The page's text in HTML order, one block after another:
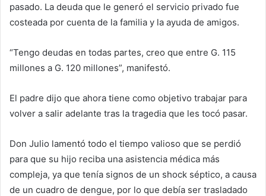
pasado. La deuda que le generó el servicio privado fue
costeada por cuenta de la familia y la ayuda de amigos.
“Tengo deudas en todas partes, creo que entre G. 115
millones a G. 120 millones”, manifestó.
El padre dijo que ahora tiene como objetivo trabajar para
volver a salir adelante tras la tragedia que les tocó pasar.
Don Julio lamentó todo el tiempo valioso que se perdió
para que su hijo reciba una asistencia médica más
compleja, ya que tenía signos de un shock séptico, a causa
de un cuadro de dengue, por lo que debía ser trasladado